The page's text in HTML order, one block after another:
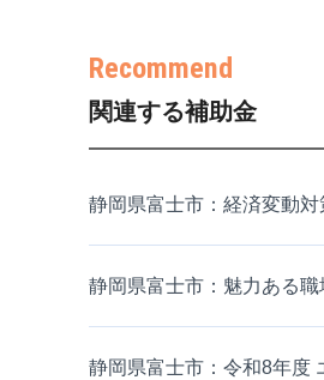
関連する補助金
静岡県富士市：経済変動
静岡県富士市：魅力ある
静岡県富士市：令和8年度